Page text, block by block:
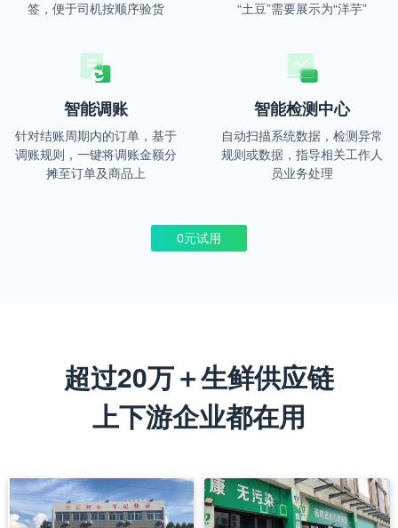
签，便于司机按顺序验货
“土豆”需要展示为“洋芋”
智能调账
针对结账周期内的订单，基于
调账规则，一键将调账金额分
摊至订单及商品上
智能检测中心
自动扫描系统数据，检测异常
规则或数据，指导相关工作人
员业务处理
0元试用
超过20万＋生鲜供应链
上下游企业都在用